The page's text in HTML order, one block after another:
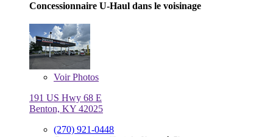
Concessionnaire U-Haul dans le voisinage
VoirPhotos
191 US Hwy 68 E
Benton, KY 42025
(270) 921-0448